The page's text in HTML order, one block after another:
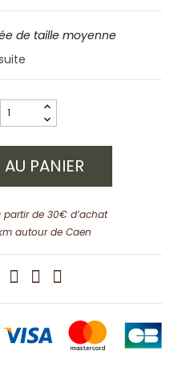
de taille moyenne
PANIER
partir de 30€ d’achat
autour de Caen